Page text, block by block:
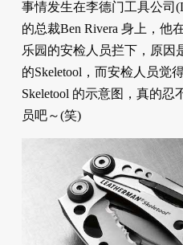
事情发生在李德门工具公司
的总裁Ben Rivera 身上，他
乐园的安检人员拦下，原因
的Skeletool，而安检人员觉
Skeletool 的示意图，真的忍
员吧～(笑)